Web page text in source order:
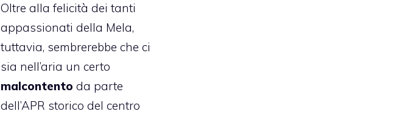
Oltre alla felicità dei tanti
appassionati della Mela,
tuttavia, sembrerebbe che ci
sia nell’aria un certo
malcontento da parte
dell’APR storico del centro